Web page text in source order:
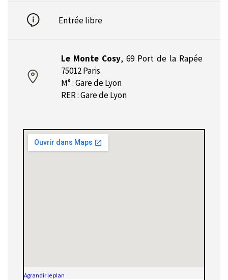
Entrée libre
Le Monte Cosy, 69 Port de la Rapée
75012 Paris
M° : Gare de Lyon
RER : Gare de Lyon
Agrandir le plan